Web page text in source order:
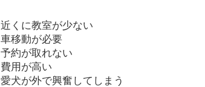
近くに教室が少ない
車移動が必要
予約が取れない
費用が高い
愛犬が外で興奮してしまう